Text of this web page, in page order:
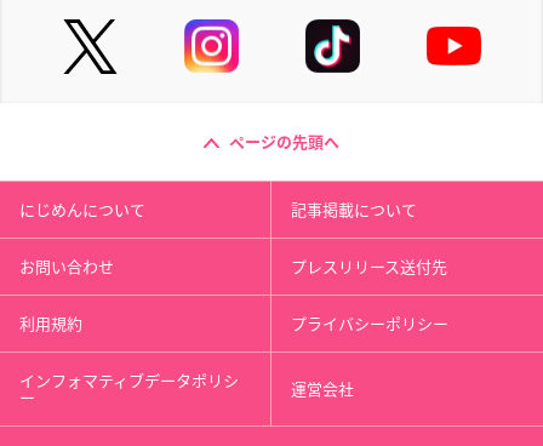
ページの先頭へ
にじめんについて 記事掲載について
お問い合わせ プレスリリース送付先
利用規約 プライバシーポリシー
インフォマティブデータポリシ
ー 運営会社